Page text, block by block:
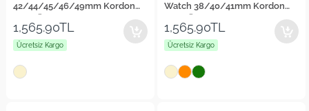
42/44/45/46/49mm Kordon
1,565.90TL
Ücretsiz Kargo
Watch 38/40/41mm Kordon
1,565.90TL
Ücretsiz Kargo